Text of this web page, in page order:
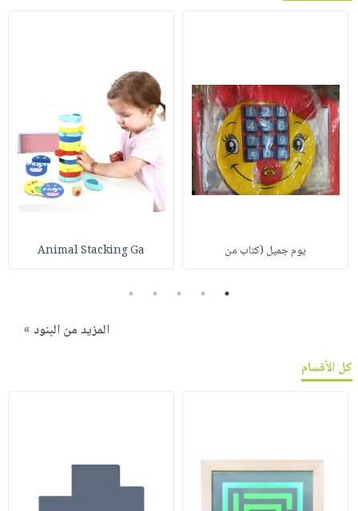
يوم جميل (كتاب من Animal Stacking Ga
1
2
3
4
5
المزيد من البنود »
كل الأقسام